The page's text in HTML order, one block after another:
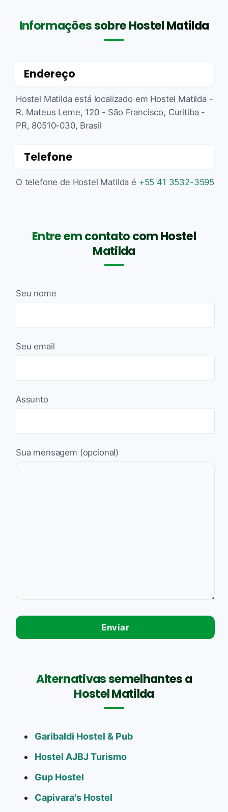
Informações sobre Hostel Matilda
Endereço
Hostel Matilda está localizado em Hostel Matilda -
R. Mateus Leme, 120 - São Francisco, Curitiba -
PR, 80510-030, Brasil
Telefone
O telefone de Hostel Matilda é +55 41 3532-3595
Entre em contato com Hostel
Matilda
Seu nome
Seu email
Assunto
Sua mensagem (opcional)
Alternativas semelhantes a
Hostel Matilda
Garibaldi Hostel & Pub
Hostel AJBJ Turismo
Gup Hostel
Capivara's Hostel